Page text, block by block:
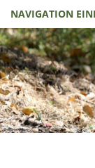
NAVIGATION